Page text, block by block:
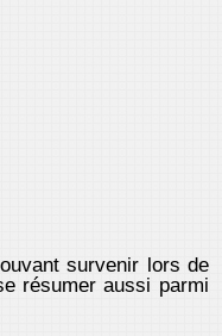
survenir lors de
résumer aussi parmi